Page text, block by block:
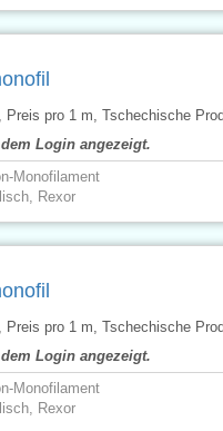
pro 1 m, Tschechische
Login angezeigt.
Monofilament
Rexor
pro 1 m, Tschechische
Login angezeigt.
Monofilament
Rexor